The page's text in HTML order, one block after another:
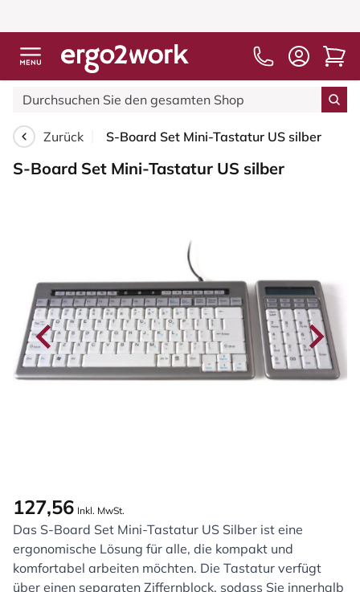
Zurück S-Board Set Mini-Tastatur US silber
S-Board Set Mini-Tastatur US silber
127,56 Inkl. MwSt.
Das S-Board Set Mini-Tastatur US Silber ist eine
ergonomische Lösung für alle, die kompakt und
komfortabel arbeiten möchten. Die Tastatur verfügt
über einen separaten Ziffernblock, sodass Sie innerhalb